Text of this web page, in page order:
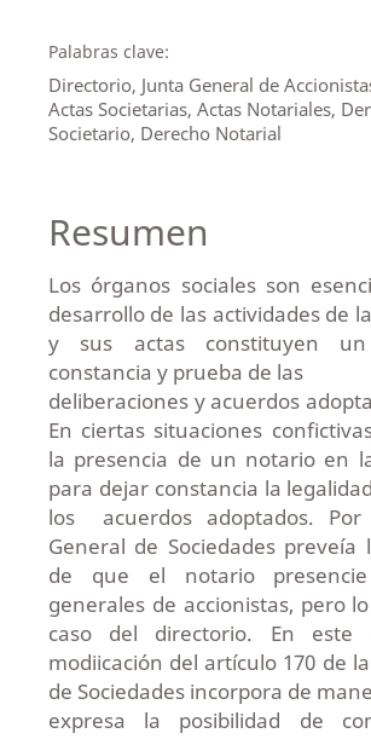
Palabras clave:
Directorio, Junta General de
Actas Societarias, Actas Notariales,
Societario, Derecho Notarial
Resumen
Los órganos sociales son
desarrollo de las actividades de
y sus actas constituyen
constancia y prueba de las
deliberaciones y acuerdos
En ciertas situaciones
la presencia de un notario en
para dejar constancia la
los acuerdos adoptados.
General de Sociedades preveía
de que el notario
generales de accionistas, pero
caso del directorio. En este
modiicación del artículo 170 de
de Sociedades incorpora de
expresa la posibilidad de